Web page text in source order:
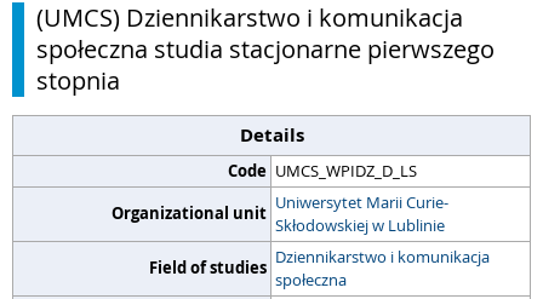
(UMCS) Dziennikarstwo i komunikacja
społeczna studia stacjonarne pierwszego
stopnia
Details
Code UMCS_WPIDZ_D_LS
Organizational unit Uniwersytet Marii Curie-
Skłodowskiej w Lublinie
Field of studies Dziennikarstwo i komunikacja
społeczna